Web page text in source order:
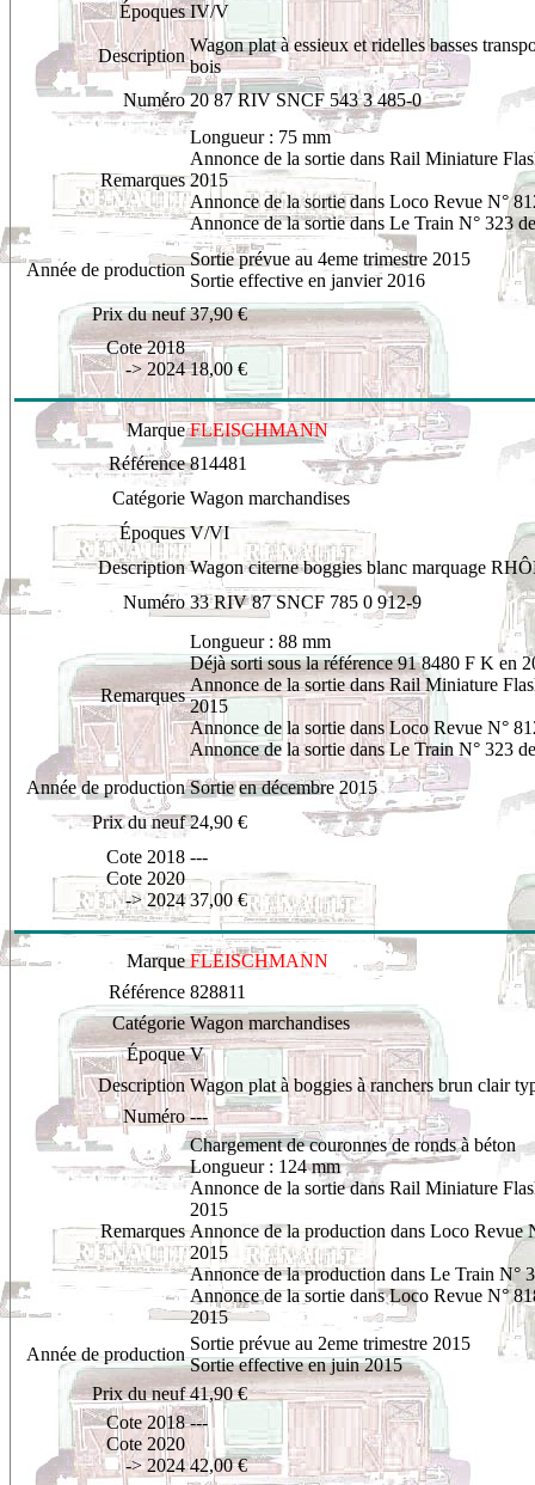
Époques IV/V
Description
Wagon plat à essieux et ridelles basses
bois
Numéro 20 87 RIV SNCF 543 3 485-0
Remarques
Longueur : 75 mm
Annonce de la sortie dans Rail Miniature
2015
Annonce de la sortie dans Loco Revue N°
Annonce de la sortie dans Le Train N° 323
Année de production
Sortie prévue au 4eme trimestre 2015
Sortie effective en janvier 2016
Prix du neuf 37,90 €
Cote 2018
-> 2024 18,00 €
Marque FLEISCHMANN
Référence 814481
Catégorie Wagon marchandises
Époques V/VI
Description Wagon citerne boggies blanc marquage
Numéro 33 RIV 87 SNCF 785 0 912-9
Remarques
Longueur : 88 mm
Déjà sorti sous la référence 91 8480 F K en
Annonce de la sortie dans Rail Miniature
2015
Annonce de la sortie dans Loco Revue N°
Annonce de la sortie dans Le Train N° 323
Année de production Sortie en décembre 2015
Prix du neuf 24,90 €
Cote 2018
Cote 2020
-> 2024
---
37,00 €
Marque FLEISCHMANN
Référence 828811
Catégorie Wagon marchandises
Époque V
Description Wagon plat à boggies à ranchers brun clair
Numéro ---
Remarques
Chargement de couronnes de ronds à béton
Longueur : 124 mm
Annonce de la sortie dans Rail Miniature
2015
Annonce de la production dans Loco Revue
2015
Annonce de la production dans Le Train N°
Annonce de la sortie dans Loco Revue N°
2015
Année de production
Sortie prévue au 2eme trimestre 2015
Sortie effective en juin 2015
Prix du neuf 41,90 €
Cote 2018
Cote 2020
-> 2024
---
42,00 €